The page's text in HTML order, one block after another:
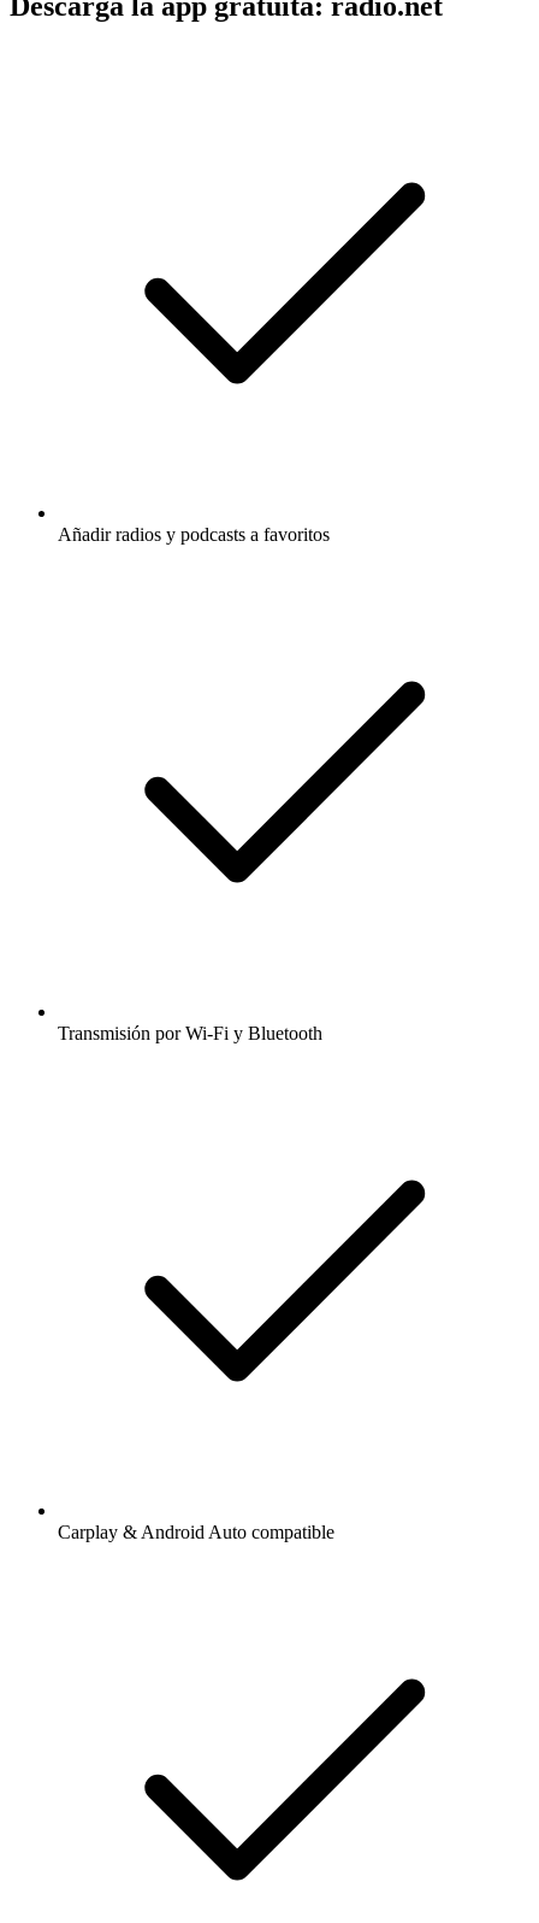
Añadir radios y podcasts a favoritos
Transmisión por Wi-Fi y Bluetooth
Carplay & Android Auto compatible